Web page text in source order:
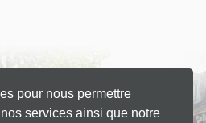
pour nous permettre
services ainsi que notre